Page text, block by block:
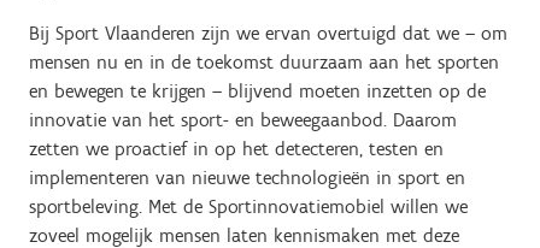
Bij Sport Vlaanderen zijn we ervan overtuigd dat we – om
mensen nu en in de toekomst duurzaam aan het sporten
en bewegen te krijgen – blijvend moeten inzetten op de
innovatie van het sport- en beweegaanbod. Daarom
zetten we proactief in op het detecteren, testen en
implementeren van nieuwe technologieën in sport en
sportbeleving. Met de Sportinnovatiemobiel willen we
zoveel mogelijk mensen laten kennismaken met deze